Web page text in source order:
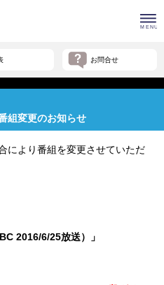
お問合せ
組変更のお知らせ
により番組を変更させていただ
2016/6/25放送）」